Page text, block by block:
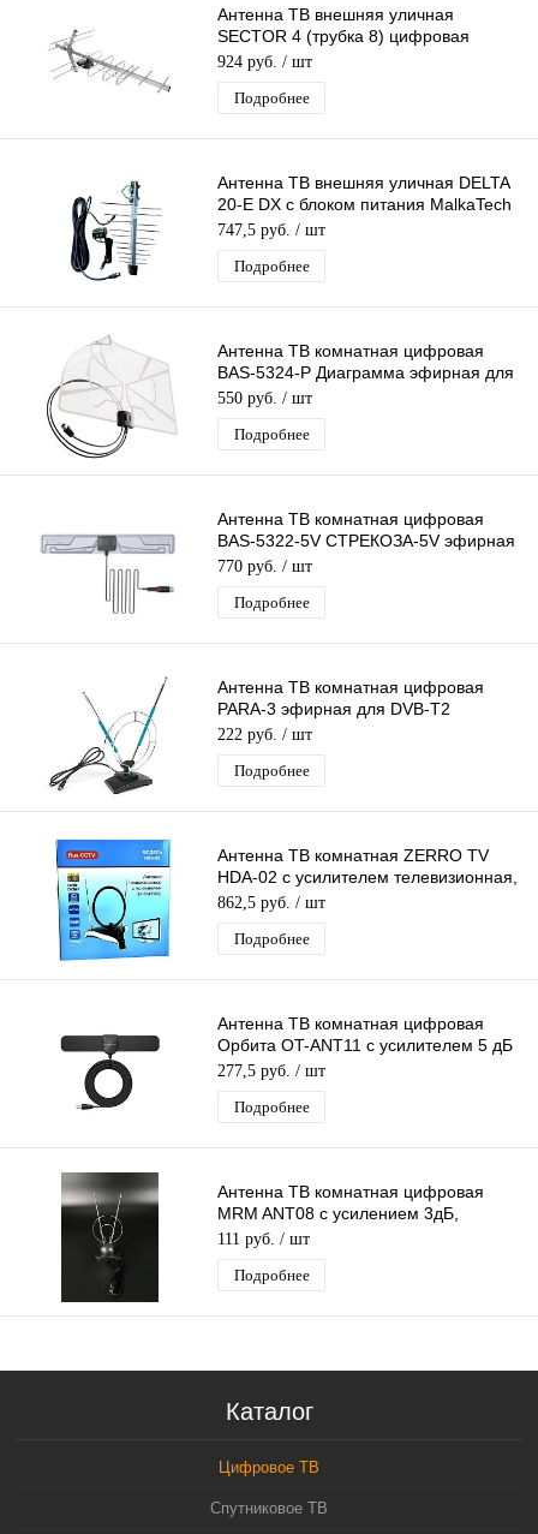
Антенна ТВ внешняя уличная
SECTOR 4 (трубка 8) цифровая
эфирная для DVB-T2 телевидения
Electronics
924 руб. / шт
Подробнее
Антенна ТВ внешняя уличная DELTA
20-E DX с блоком питания MalkaTech
эфирная для DVB-T2 ТВ наружная
747,5 руб. / шт
Подробнее
Антенна ТВ комнатная цифровая
BAS-5324-P Диаграмма эфирная для
DVB-T2 телевидения Рэмо
550 руб. / шт
Подробнее
Антенна ТВ комнатная цифровая
BAS-5322-5V СТРЕКОЗА-5V эфирная
для DVB-T2 телевидения Рэмо
770 руб. / шт
Подробнее
Антенна ТВ комнатная цифровая
PARA-3 эфирная для DVB-T2
телевидения
222 руб. / шт
Подробнее
Антенна ТВ комнатная ZERRO TV
HDA-02 с усилителем телевизионная,
активная, для дома. для дачи
862,5 руб. / шт
Подробнее
Антенна ТВ комнатная цифровая
Орбита OT-ANT11 с усилителем 5 дБ
эфирная для DVB-T2 телевидения
277,5 руб. / шт
Подробнее
Антенна ТВ комнатная цифровая
MRM ANT08 с усилением 3дБ,
эфирная для DVB-T2 телевидения
111 руб. / шт
Подробнее
Каталог
Цифровое ТВ
Спутниковое ТВ